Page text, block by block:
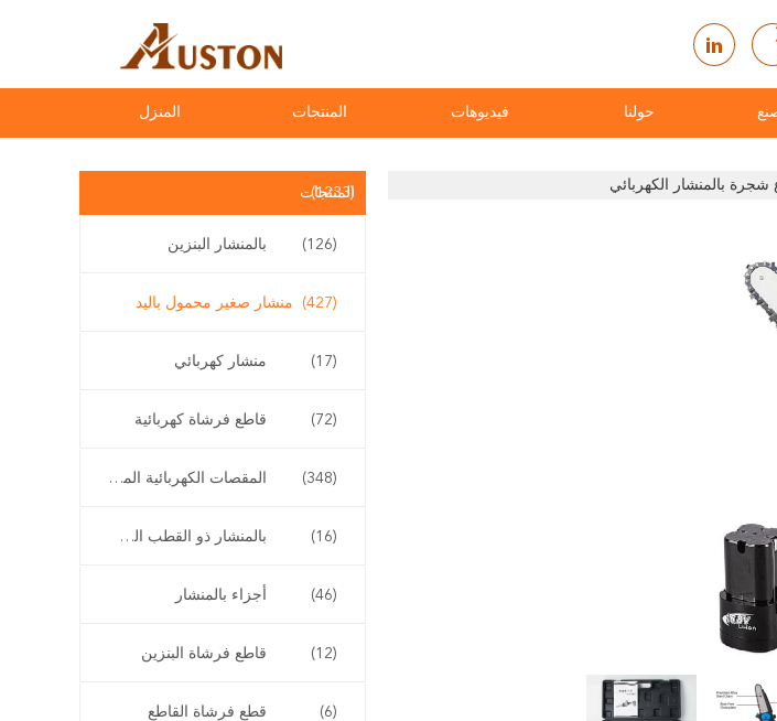
المنزل المنتجات فيديوهات حولنا
المنتجات(1233)
بالمنشار البنزين (126)
منشار صغير محمول باليد (427)
منشار كهربائي (17)
قاطع فرشاة كهربائية (72)
المقصات الكهربائية المقلم (348)
بالمنشار ذو القطب الطويل (16)
أجزاء بالمنشار (46)
قاطع فرشاة البنزين (12)
قطع فرشاة القاطع (6)